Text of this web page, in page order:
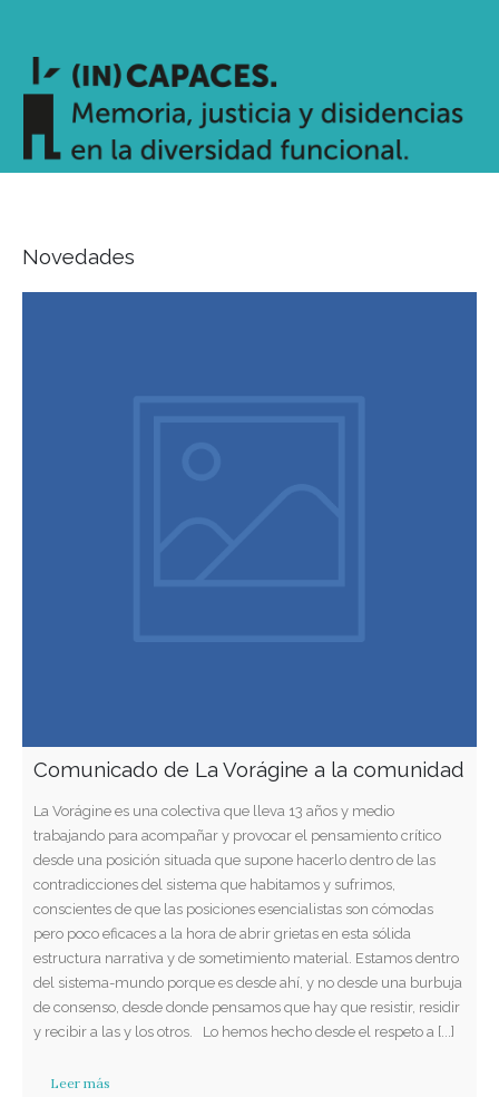
Novedades
Comunicado de La Vorágine a la comunidad
La Vorágine es una colectiva que lleva 13 años y medio
trabajando para acompañar y provocar el pensamiento crítico
desde una posición situada que supone hacerlo dentro de las
contradicciones del sistema que habitamos y sufrimos,
conscientes de que las posiciones esencialistas son cómodas
pero poco eficaces a la hora de abrir grietas en esta sólida
estructura narrativa y de sometimiento material. Estamos dentro
del sistema-mundo porque es desde ahí, y no desde una burbuja
de consenso, desde donde pensamos que hay que resistir, residir
y recibir a las y los otros. Lo hemos hecho desde el respeto a [...]
Leer más